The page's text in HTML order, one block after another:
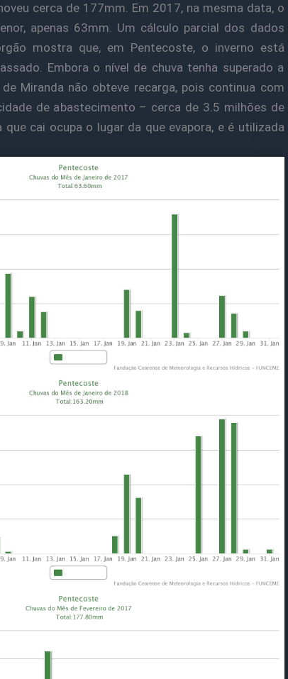
cerca de 177mm. Em 2017, na mesma data, o
apenas 63mm. Um cálculo parcial dos dados
mostra que, em Pentecoste, o inverno está
Embora o nível de chuva tenha superado a
Miranda não obteve recarga, pois continua com
de abastecimento – cerca de 3.5 milhões de
cai ocupa o lugar da que evapora, e é utilizada